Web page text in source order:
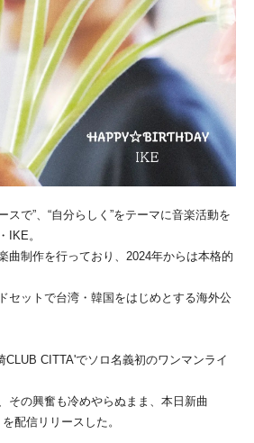
スで”、“自分らしく”をテーマに音楽活動を
IKE。
曲制作を行っており、2024年からは本格的
セットで台湾・韓国をはじめとする海外公
CLUB CITTA'でソロ名義初のワンマンライ
その興奮も冷めやらぬまま、本日新曲
配信リリースした。